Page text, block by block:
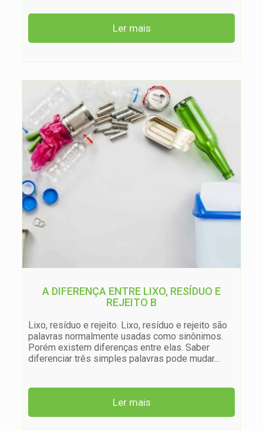
Ler mais
A DIFERENÇA ENTRE LIXO, RESÍDUO E
REJEITO B
Lixo, resíduo e rejeito. Lixo, resíduo e rejeito são
palavras normalmente usadas como sinônimos.
Porém existem diferenças entre elas. Saber
diferenciar três simples palavras pode mudar...
Ler mais